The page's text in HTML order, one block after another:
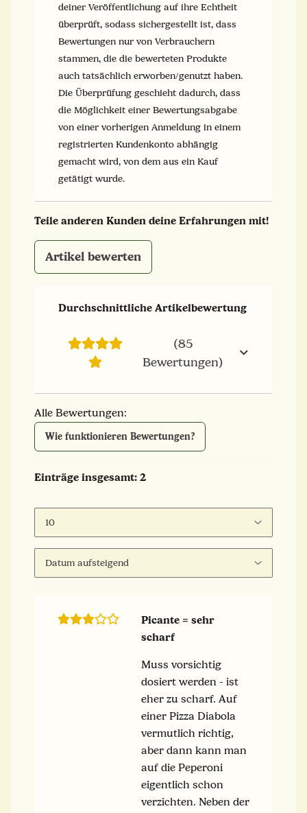
deiner Veröffentlichung auf ihre Echtheit
überprüft, sodass sichergestellt ist, dass
Bewertungen nur von Verbrauchern
stammen, die die bewerteten Produkte
auch tatsächlich erworben/genutzt haben.
Die Überprüfung geschieht dadurch, dass
die Möglichkeit einer Bewertungsabgabe
von einer vorherigen Anmeldung in einem
registrierten Kundenkonto abhängig
gemacht wird, von dem aus ein Kauf
getätigt wurde.
Durchschnittliche Artikelbewertung
(85
Bewertungen)
Teile anderen Kunden deine Erfahrungen mit!
Artikel bewerten
Alle Bewertungen:
Wie funktionieren Bewertungen?
Einträge insgesamt: 2
Picante = sehr
scharf
Muss vorsichtig
dosiert werden - ist
eher zu scharf. Auf
einer Pizza Diabola
vermutlich richtig,
aber dann kann man
auf die Peperoni
eigentlich schon
verzichten. Neben der